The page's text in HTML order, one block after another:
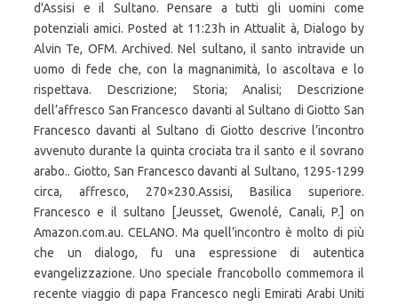
d'Assisi e il Sultano. Pensare a tutti gli uomini come
potenziali amici. Posted at 11:23h in Attualit à, Dialogo by
Alvin Te, OFM. Archived. Nel sultano, il santo intravide un
uomo di fede che, con la magnanimità, lo ascoltava e lo
rispettava. Descrizione; Storia; Analisi; Descrizione
dell’affresco San Francesco davanti al Sultano di Giotto San
Francesco davanti al Sultano di Giotto descrive l’incontro
avvenuto durante la quinta crociata tra il santo e il sovrano
arabo.. Giotto, San Francesco davanti al Sultano, 1295-1299
circa, affresco, 270×230.Assisi, Basilica superiore.
Francesco e il sultano [Jeusset, Gwenolé, Canali, P.] on
Amazon.com.au. CELANO. Ma quell’incontro è molto di più
che un dialogo, fu una espressione di autentica
evangelizzazione. Uno speciale francobollo commemora il
recente viaggio di papa Francesco negli Emirati Arabi Uniti